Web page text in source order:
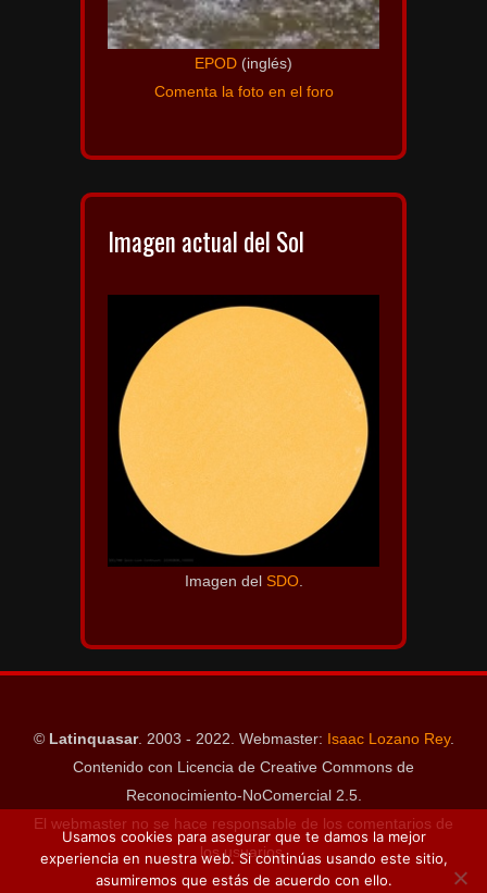
EPOD (inglés)
Comenta la foto en el foro
Imagen actual del Sol
Imagen del SDO.
© Latinquasar. 2003 - 2022. Webmaster: Isaac Lozano Rey.
Contenido con Licencia de Creative Commons de
Reconocimiento-NoComercial 2.5.
El webmaster no se hace responsable de los comentarios de
los usuarios.
Usamos cookies para asegurar que te damos la mejor
experiencia en nuestra web. Si continúas usando este sitio,
asumiremos que estás de acuerdo con ello.